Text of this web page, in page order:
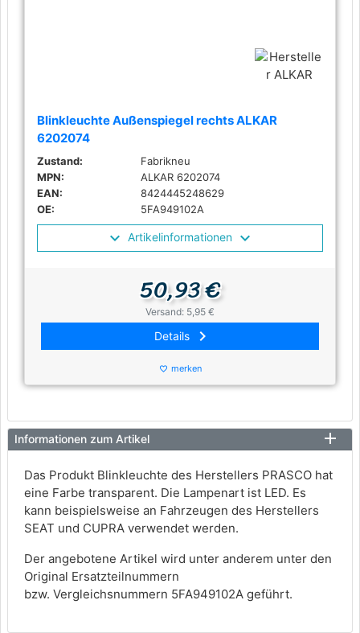
Blinkleuchte Außenspiegel rechts ALKAR
6202074
Zustand:
Fabrikneu
MPN:
ALKAR 6202074
EAN:
8424445248629
OE:
5FA949102A
Artikelinformationen
50,93 €
Versand: 5,95 €
Details keyboard_arrow_right
favorite_border merken
Informationen zum Artikel
Das Produkt Blinkleuchte des Herstellers PRASCO hat
eine Farbe transparent. Die Lampenart ist LED. Es
kann beispielsweise an Fahrzeugen des Herstellers
SEAT und CUPRA verwendet werden.
Der angebotene Artikel wird unter anderem unter den
Original Ersatzteilnummern
bzw. Vergleichsnummern 5FA949102A geführt.